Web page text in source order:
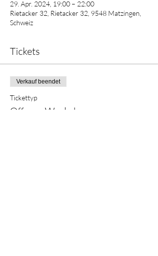
29. Apr. 2024, 19:00 – 22:00
Rietacker 32, Rietacker 32, 9548 Matzingen,
Schweiz
Tickets
Verkauf beendet
Tickettyp
Offener Workshop